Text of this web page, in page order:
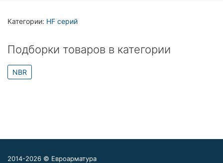
Категории: HF серий
Подборки товаров в категории
NBR
2014-2026 © Евроарматура